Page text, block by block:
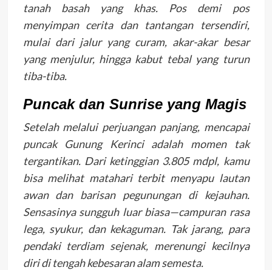
tanah basah yang khas. Pos demi pos
menyimpan cerita dan tantangan tersendiri,
mulai dari jalur yang curam, akar-akar besar
yang menjulur, hingga kabut tebal yang turun
tiba-tiba.
Puncak dan Sunrise yang Magis
Setelah melalui perjuangan panjang, mencapai
puncak Gunung Kerinci adalah momen tak
tergantikan. Dari ketinggian 3.805 mdpl, kamu
bisa melihat matahari terbit menyapu lautan
awan dan barisan pegunungan di kejauhan.
Sensasinya sungguh luar biasa—campuran rasa
lega, syukur, dan kekaguman. Tak jarang, para
pendaki terdiam sejenak, merenungi kecilnya
diri di tengah kebesaran alam semesta.